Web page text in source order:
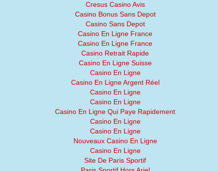
Cresus Casino Avis
Casino Bonus Sans Depot
Casino Sans Depot
Casino En Ligne France
Casino En Ligne France
Casino Retrait Rapide
Casino En Ligne Suisse
Casino En Ligne
Casino En Ligne Argent Réel
Casino En Ligne
Casino En Ligne
Casino En Ligne Qui Paye Rapidement
Casino En Ligne
Casino En Ligne
Nouveaux Casino En Ligne
Casino En Ligne
Site De Paris Sportif